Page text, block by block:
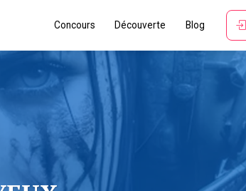
Concours Découverte Blog